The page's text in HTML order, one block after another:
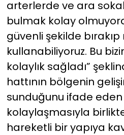
arterlerde ve ara
bulmak kolay
güvenli şekilde
kullanabiliyoruz. Bu
kolaylık sağladı”
hattının bölgenin
sunduğunu ifade eden
kolaylaşmasıyla
hareketli bir yapıya